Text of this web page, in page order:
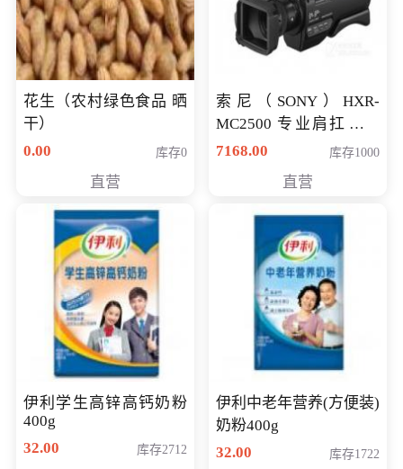
花生（农村绿色食品 晒
干）
0.00
库存0
直营
索尼（SONY）HXR-
MC2500 专业肩扛式存
储卡全高清摄录一体机
清入门级摄像机
7168.00 库存1000
直营
伊利学生高锌高钙奶粉
400g
32.00
库存2712
伊利中老年营养(方便装)
奶粉400g
32.00
库存1722